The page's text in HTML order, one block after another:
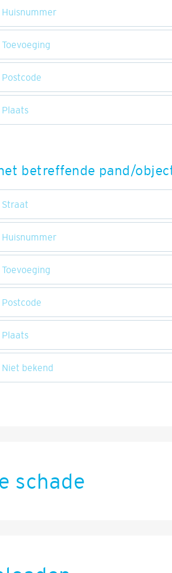
betreffende pand/
schade